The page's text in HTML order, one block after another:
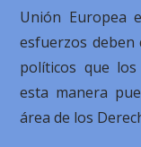
Unión Europea
esfuerzos deben
políticos que
esta manera
área de los